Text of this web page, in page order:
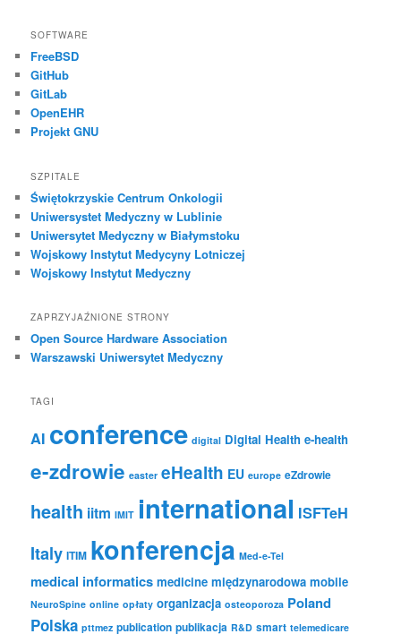
SOFTWARE
FreeBSD
GitHub
GitLab
OpenEHR
Projekt GNU
SZPITALE
Świętokrzyskie Centrum Onkologii
Uniwersystet Medyczny w Lublinie
Uniwersytet Medyczny w Białymstoku
Wojskowy Instytut Medycyny Lotniczej
Wojskowy Instytut Medyczny
ZAPRZYJAŹNIONE STRONY
Open Source Hardware Association
Warszawski Uniwersytet Medyczny
TAGI
AI conference digital Digital Health e-health
e-zdrowie easter eHealth EU europe eZdrowie
health iitm IMIT international ISFTeH
Italy ITIM konferencja Med-e-Tel
medical informatics medicine międzynarodowa mobile
NeuroSpine online opłaty organizacja osteoporoza Poland
Polska pttmez publication publikacja R&D smart telemedicare